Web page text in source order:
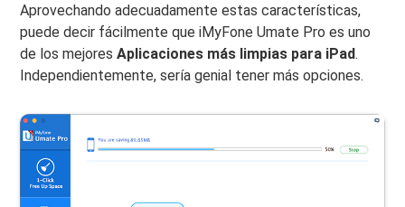
Aprovechando adecuadamente estas características,
puede decir fácilmente que iMyFone Umate Pro es uno
de los mejoresAplicaciones más limpias para iPad.
Independientemente, sería genial tener más opciones.